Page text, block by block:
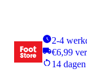
2-4
€6,99
14